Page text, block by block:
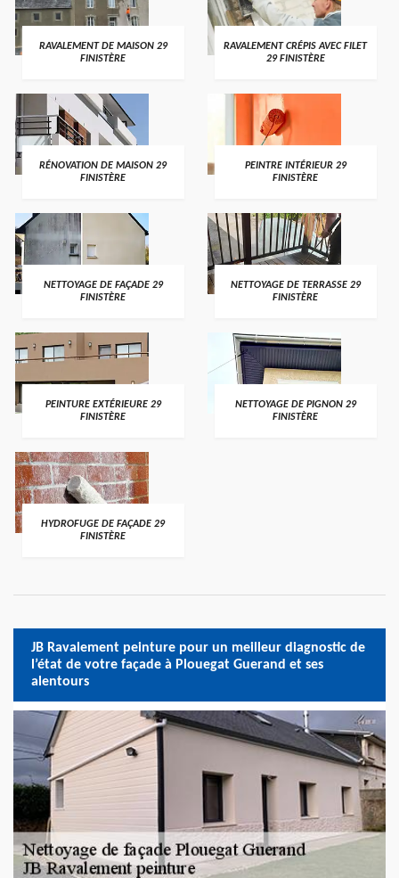
RAVALEMENT DE MAISON 29
FINISTÈRE
RAVALEMENT CRÉPIS AVEC FILET
29 FINISTÈRE
RÉNOVATION DE MAISON 29
FINISTÈRE
PEINTRE INTÉRIEUR 29
FINISTÈRE
NETTOYAGE DE FAÇADE 29
FINISTÈRE
NETTOYAGE DE TERRASSE 29
FINISTÈRE
PEINTURE EXTÉRIEURE 29
FINISTÈRE
NETTOYAGE DE PIGNON 29
FINISTÈRE
HYDROFUGE DE FAÇADE 29
FINISTÈRE
JB Ravalement peinture pour un meilleur diagnostic de
l’état de votre façade à Plouegat Guerand et ses
alentours